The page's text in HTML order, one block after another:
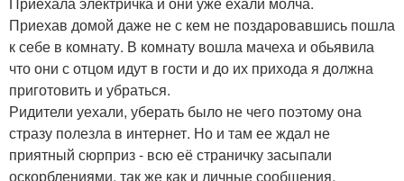
Приехав домой даже не с кем не поздаровавшись пошла
к себе в комнату. В комнату вошла мачеха и обьявила
что они с отцом идут в гости и до их прихода я должна
приготовить и убраться.
Ридители уехали, уберать было не чего поэтому она
стразу полезла в интернет. Но и там ее ждал не
приятный сюрприз - всю её страничку засыпали
оскорблениями, так же как и личные сообщения.